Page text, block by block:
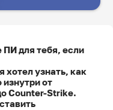
ПИ для тебя, если
хотел узнать, как
изнутри от
Counter-Strike.